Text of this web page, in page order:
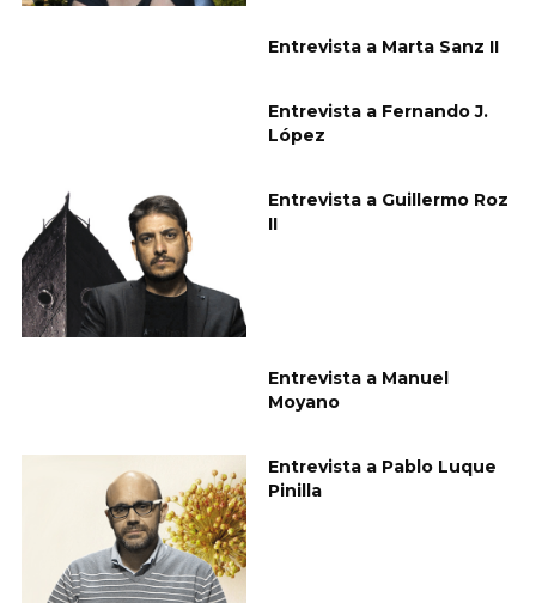
Entrevista a Marta Sanz II
Entrevista a Fernando J.
López
Entrevista a Guillermo Roz
II
Entrevista a Manuel
Moyano
Entrevista a Pablo Luque
Pinilla